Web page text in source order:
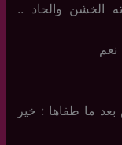
الخشن والحاد ..
نعم
ما طفاها : خير